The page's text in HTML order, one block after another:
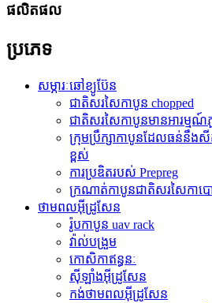
ផលិតផល
ប្រភេទ
សម្ភារៈឆៅខ្យូប៊ែន
ជាតិសរសៃកាបូន chopped
ជាតិសរសៃកាបូនមានអារម្ម
ក្រុមប្រឹក្សាកាបូនដែលធន់នឹ
ខ្ពស់
ការប្រឌិតរបស់ Prepreg
ក្រណាត់កាបូនជាតិសរសៃកាប
ថាមពលអ៊ីដ្រូសែន
រ៉ូបកាបូន uav rack
វ៉ាល់បង្រួម
កោសិកាឥន្ធនៈ
ស៊ីឡាំងអ៊ីដ្រូសែន
កង់ថាមពលអ៊ីដ្រូសែន